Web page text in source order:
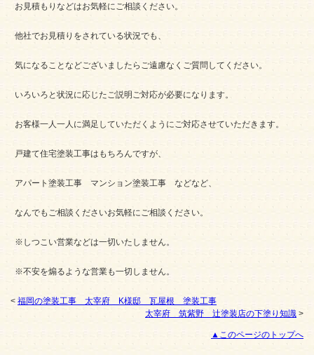
お見積もりなどはお気軽にご相談ください。
他社でお見積りをされている状況でも、
気になることなどございましたらご遠慮なくご質問してください。
いろいろと状況に応じたご説明ご対応が必要になります。
お客様一人一人に満足していただくようにご対応させていただきます。
戸建て住宅塗装工事はもちろんですが、
アパート塗装工事 マンション塗装工事 などなど、
なんでもご相談くださいお気軽にご相談ください。
※しつこい営業などは一切いたしません。
※不安を煽るような営業も一切しません。
< 福岡の塗装工事 太宰府 K様邸 瓦屋根 塗装工事
太宰府 筑紫野 辻塗装店の下塗り知識 >
▲このページのトップへ